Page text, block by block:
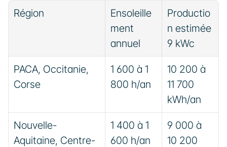
Région
Ensoleille
ment
annuel
Productio
n estimée
9 kWc
PACA, Occitanie,
Corse
1 600 à 1
800 h/an
10 200 à
11 700
kWh/an
Nouvelle-
Aquitaine, Centre-
1 400 à 1
600 h/an
9 000 à
10 200